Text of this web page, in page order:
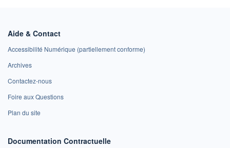
Aide & Contact
Accessibilité Numérique (partiellement conforme)
Archives
Contactez-nous
Foire aux Questions
Plan du site
Documentation Contractuelle